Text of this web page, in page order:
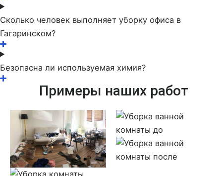
Сколько человек выполняет уборку офиса в
Гагаринском?
Безопасна ли используемая химия?
Примеры наших работ